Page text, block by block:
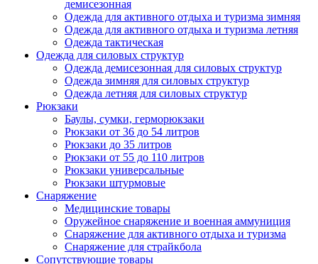
демисезонная
Одежда для активного отдыха и туризма зимняя
Одежда для активного отдыха и туризма летняя
Одежда тактическая
Одежда для силовых структур
Одежда демисезонная для силовых структур
Одежда зимняя для силовых структур
Одежда летняя для силовых структур
Рюкзаки
Баулы, сумки, герморюкзаки
Рюкзаки от 36 до 54 литров
Рюкзаки до 35 литров
Рюкзаки от 55 до 110 литров
Рюкзаки универсальные
Рюкзаки штурмовые
Снаряжение
Медицинские товары
Оружейное снаряжение и военная аммуниция
Снаряжение для активного отдыха и туризма
Снаряжение для страйкбола
Сопутствующие товары